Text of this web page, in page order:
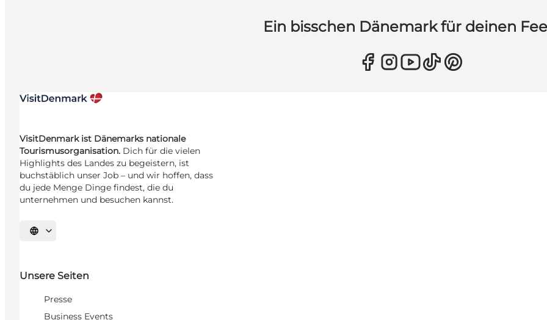
Ein bisschen Dänemark für deinen
VisitDenmark ist Dänemarks nationale
Tourismusorganisation. Dich für die vielen
Highlights des Landes zu begeistern, ist
buchstäblich unser Job – und wir hoffen, dass
du jede Menge Dinge findest, die du
unternehmen und besuchen kannst.
Sprache auswählen
Unsere Seiten
Presse
Business Events